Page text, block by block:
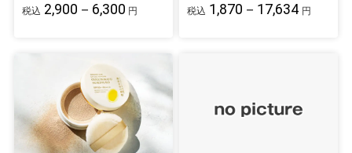
税込 2,900－6,300 円 税込 1,870－17,634 円